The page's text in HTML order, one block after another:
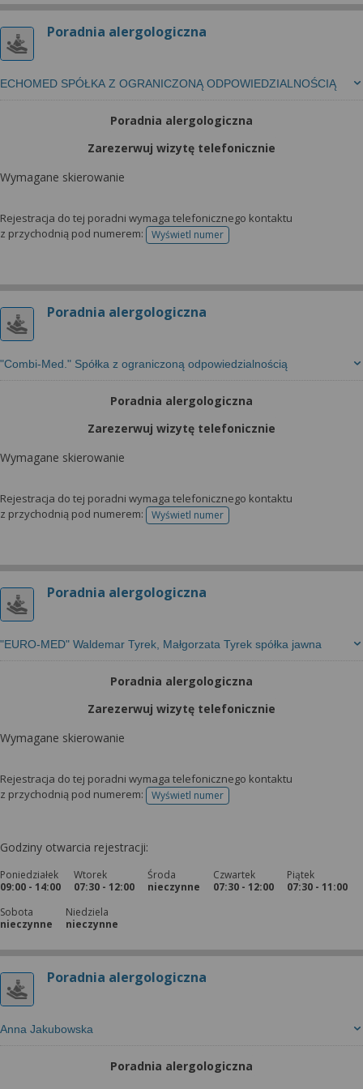
Poradnia alergologiczna
ECHOMED SPÓŁKA Z OGRANICZONĄ ODPOWIEDZIALNOŚCIĄ
Poradnia alergologiczna
Zarezerwuj wizytę telefonicznie
Wymagane skierowanie
Rejestracja do tej poradni wymaga telefonicznego kontaktu
z przychodnią pod numerem:
Wyświetl numertelefonu do rejestracji
Poradnia alergologiczna
"Combi-Med." Spółka z ograniczoną odpowiedzialnością
Poradnia alergologiczna
Zarezerwuj wizytę telefonicznie
Wymagane skierowanie
Rejestracja do tej poradni wymaga telefonicznego kontaktu
z przychodnią pod numerem:
Wyświetl numertelefonu do rejestracji
Poradnia alergologiczna
"EURO-MED" Waldemar Tyrek, Małgorzata Tyrek spółka jawna
Poradnia alergologiczna
Zarezerwuj wizytę telefonicznie
Wymagane skierowanie
Rejestracja do tej poradni wymaga telefonicznego kontaktu
z przychodnią pod numerem:
Wyświetl numertelefonu do rejestracji
Godziny otwarcia rejestracji:
Poniedziałek
09:00 - 14:00
Wtorek
07:30 - 12:00
Środa
nieczynne
Czwartek
07:30 - 12:00
Piątek
07:30 - 11:00
Sobota
nieczynne
Niedziela
nieczynne
Poradnia alergologiczna
Anna Jakubowska
Poradnia alergologiczna
danych tylko w niektórych celach. Jeżeli chcesz
dowiedzieć się więcej lub chcesz przeprowadzić
konfigurację szczegółową, to możesz tego dokonać
za pomocą „Ustawień zaawansowanych”.
Więcej informacji na temat wykorzystywania
narzędzi zewnętrznych w naszym serwisie